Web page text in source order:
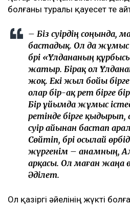
болғаны туралы қауесет те
– Біз сәуірдің
бастадық. Ол да
бәрі «Ұлдананың
жатыр. Бірақ ол
жоқ. Екі жыл бойы
олар бір-ақ рет бірге
Бір ұйымда жұмыс
ретінде бірге қыдырып,
сәуір айынан бастап
Сөйтіп, бәрі осылай
жүргенім – анамның,
арқасы. Ол маған жаңа
Әділет.
Ол қазіргі әйелінің жүкті